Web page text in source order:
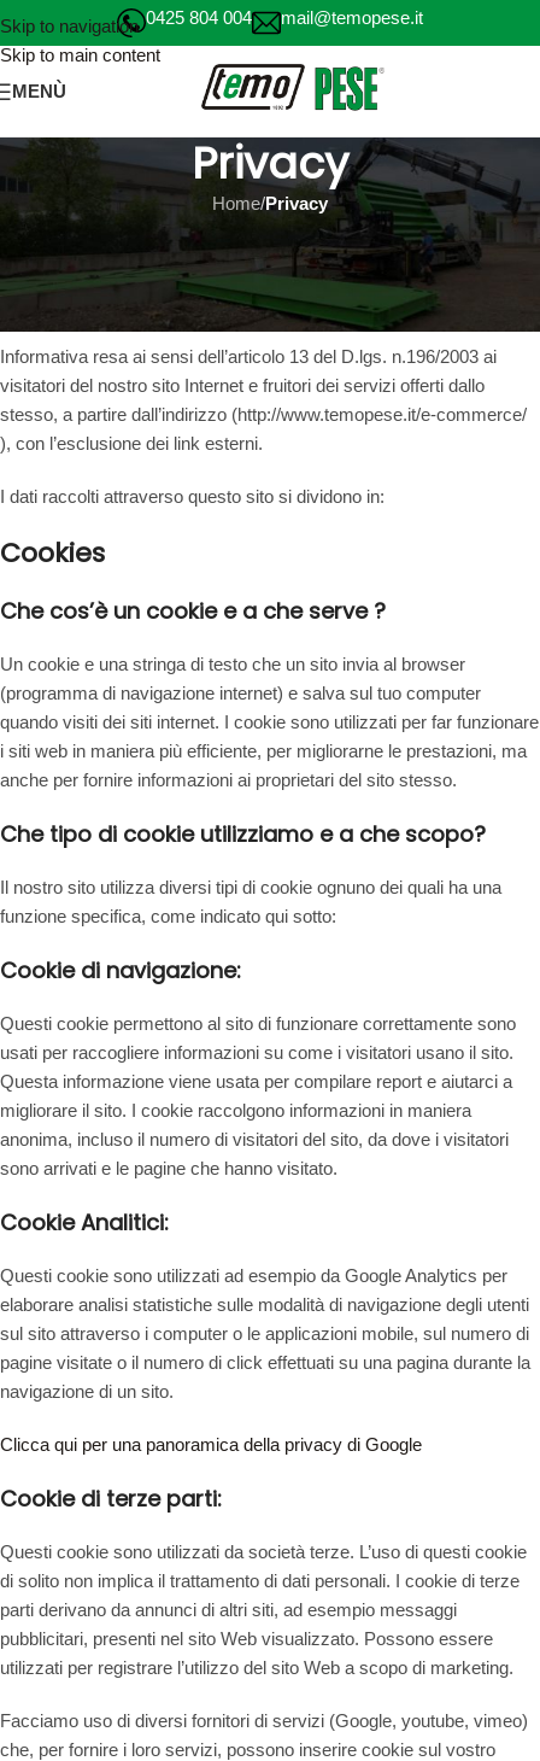
Skip to navigation
Skip to main content
0425 804 004 mail@temopese.it
MENÙ
Privacy
Home/Privacy
Privacy Policy, Cookies e dati personali
Informativa resa ai sensi dell’articolo 13 del D.lgs. n.196/2003 ai
visitatori del nostro sito Internet e fruitori dei servizi offerti dallo
stesso, a partire dall’indirizzo (http://www.temopese.it/e-commerce/
), con l’esclusione dei link esterni.
I dati raccolti attraverso questo sito si dividono in:
Cookies
Che cos’è un cookie e a che serve ?
Un cookie e una stringa di testo che un sito invia al browser
(programma di navigazione internet) e salva sul tuo computer
quando visiti dei siti internet. I cookie sono utilizzati per far funzionare
i siti web in maniera più efficiente, per migliorarne le prestazioni, ma
anche per fornire informazioni ai proprietari del sito stesso.
Che tipo di cookie utilizziamo e a che scopo?
Il nostro sito utilizza diversi tipi di cookie ognuno dei quali ha una
funzione specifica, come indicato qui sotto:
Cookie di navigazione:
Questi cookie permettono al sito di funzionare correttamente sono
usati per raccogliere informazioni su come i visitatori usano il sito.
Questa informazione viene usata per compilare report e aiutarci a
migliorare il sito. I cookie raccolgono informazioni in maniera
anonima, incluso il numero di visitatori del sito, da dove i visitatori
sono arrivati e le pagine che hanno visitato.
Cookie Analitici:
Questi cookie sono utilizzati ad esempio da Google Analytics per
elaborare analisi statistiche sulle modalità di navigazione degli utenti
sul sito attraverso i computer o le applicazioni mobile, sul numero di
pagine visitate o il numero di click effettuati su una pagina durante la
navigazione di un sito.
Clicca qui per una panoramica della privacy di Google
Cookie di terze parti:
Questi cookie sono utilizzati da società terze. L’uso di questi cookie
di solito non implica il trattamento di dati personali. I cookie di terze
parti derivano da annunci di altri siti, ad esempio messaggi
pubblicitari, presenti nel sito Web visualizzato. Possono essere
utilizzati per registrare l’utilizzo del sito Web a scopo di marketing.
Facciamo uso di diversi fornitori di servizi (Google, youtube, vimeo)
che, per fornire i loro servizi, possono inserire cookie sul vostro